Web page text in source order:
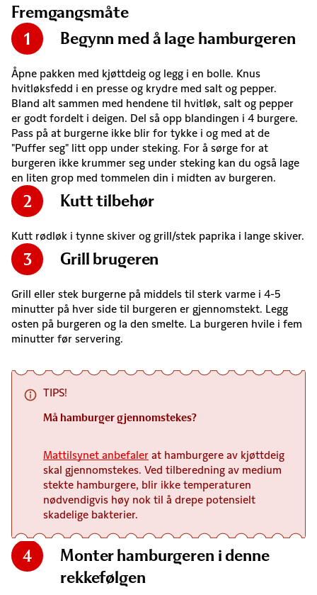
Fremgangsmåte
1
Begynn med å lage hamburgeren
Åpne pakken med kjøttdeig og legg i en bolle. Knus
hvitløksfedd i en presse og krydre med salt og pepper.
Bland alt sammen med hendene til hvitløk, salt og pepper
er godt fordelt i deigen. Del så opp blandingen i 4 burgere.
Pass på at burgerne ikke blir for tykke i og med at de
"Puffer seg" litt opp under steking. For å sørge for at
burgeren ikke krummer seg under steking kan du også lage
en liten grop med tommelen din i midten av burgeren.
2 Kutt tilbehør
Kutt rødløk i tynne skiver og grill/stek paprika i lange skiver.
3 Grill brugeren
Grill eller stek burgerne på middels til sterk varme i 4-5
minutter på hver side til burgeren er gjennomstekt. Legg
osten på burgeren og la den smelte. La burgeren hvile i fem
minutter før servering.
TIPS!
Må hamburger gjennomstekes?
Mattilsynet anbefalerat hamburgere av kjøttdeig
skal gjennomstekes. Ved tilberedning av medium
stekte hamburgere, blir ikke temperaturen
nødvendigvis høy nok til å drepe potensielt
skadelige bakterier.
4
Monter hamburgeren i denne
rekkefølgen